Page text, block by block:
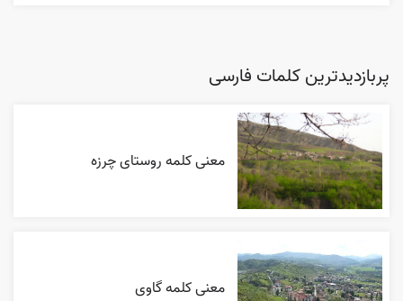
پربازدیدترین کلمات فارسی
معنی کلمه روستای چرزه
معنی کلمه گاوی